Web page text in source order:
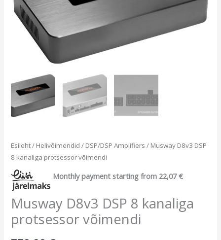
Esileht/ Helivõimendid / DSP/DSP Amplifiers / Musway D8v3 DSP
8 kanaliga protsessor võimendi
Monthly payment starting from 22,07€
Musway D8v3 DSP 8 kanaliga
protsessor võimendi